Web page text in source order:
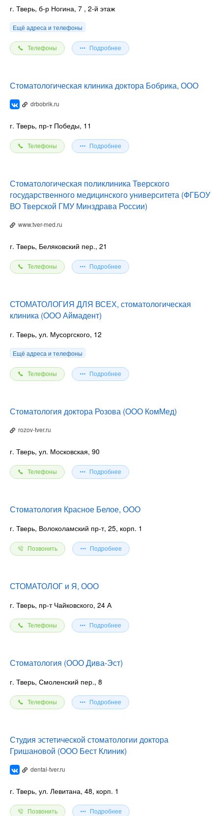
г. Тверь, б-р Ногина, 7 , 2-й этаж
Ещё адреса и телефоны
Телефоны Подробнее
Стоматологическая клиника доктора Бобрика, ООО
drbobrik.ru
г. Тверь, пр-т Победы, 11
Телефоны Подробнее
Стоматологическая поликлиника Тверского
государственного медицинского университета (ФГБОУ
ВО Тверской ГМУ Минздрава России)
www.tver-med.ru
г. Тверь, Беляковский пер., 21
Телефоны Подробнее
СТОМАТОЛОГИЯ ДЛЯ ВСЕХ, стоматологическая
клиника (ООО Аймадент)
г. Тверь, ул. Мусоргского, 12
Ещё адреса и телефоны
Телефоны Подробнее
Стоматология доктора Розова (ООО КомМед)
rozov-tver.ru
г. Тверь, ул. Московская, 90
Телефоны Подробнее
Стоматология Красное Белое, ООО
г. Тверь, Волоколамский пр-т, 25, корп. 1
Позвонить Подробнее
СТОМАТОЛОГ и Я, ООО
г. Тверь, пр-т Чайковского, 24 А
Телефоны Подробнее
Стоматология (ООО Дива-Эст)
г. Тверь, Смоленский пер., 8
Телефоны Подробнее
Студия эстетической стоматологии доктора
Гришановой (ООО Бест Клиник)
dental-tver.ru
г. Тверь, ул. Левитана, 48, корп. 1
Позвонить Подробнее